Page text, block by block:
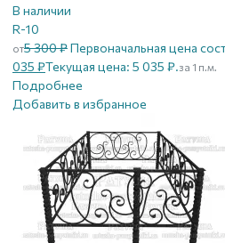
В наличии
R-10
от5 300₽Первоначальная цена
035 ₽Текущая цена: 5 035 ₽.за 1 п.м.
Подробнее
Добавить в избранное